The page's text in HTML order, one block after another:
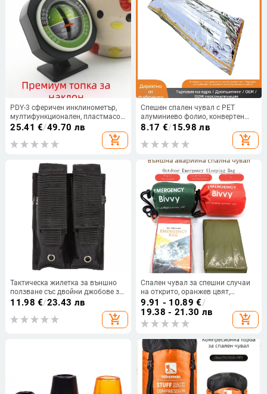
PDY-3 сферичен инклинометър,
мултифункционален, пластмасов
корпус
25.41 €/49.70 лв
add_shopping_cart
Спешен спален чувал с PET
алуминиево фолио, конвертен
дизайн, за възрастни, тегло 80,
8.17 €/15.98 лв
add_shopping_cart
Тактическа жилетка за външно
ползване със двойни джобове за
патрони (Найлон; Унисекс;
Пролет 2023; Открити спортове;
Дишаща)
11.98 €/23.43 лв
add_shopping_cart
Спален чувал за спешни случаи
на открито, оранжев цвят,
къмпинг и оцеляване, изолация
PE алуминизиран филм,
мултифункционален.
9.91 - 10.89 €/
19.38 - 21.30 лв
add_shopping_cart